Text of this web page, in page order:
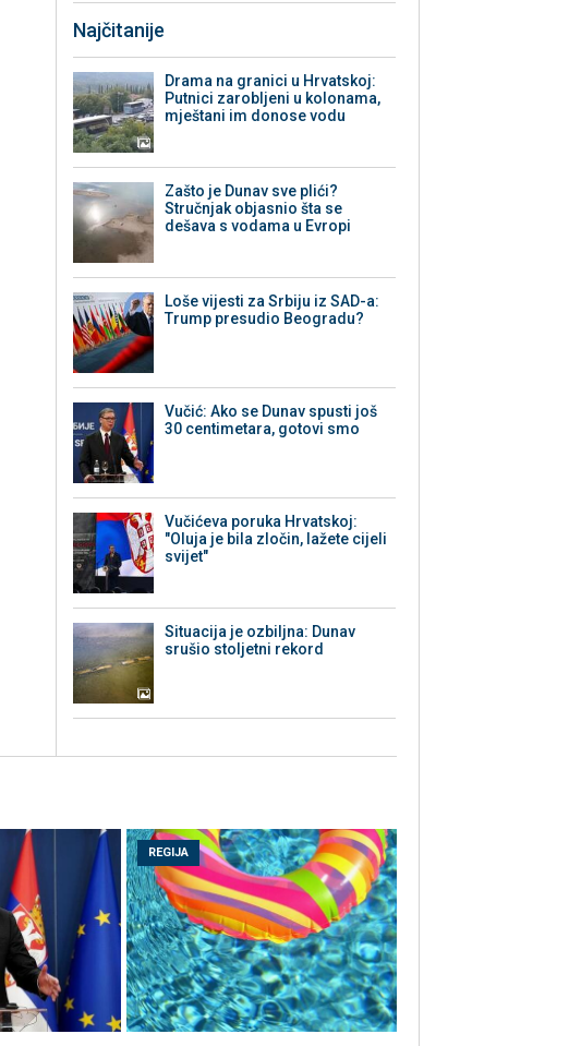
Najčitanije
Drama na granici u Hrvatskoj:
Putnici zarobljeni u kolonama,
mještani im donose vodu
Zašto je Dunav sve plići?
Stručnjak objasnio šta se
dešava s vodama u Evropi
Loše vijesti za Srbiju iz SAD-a:
Trump presudio Beogradu?
Vučić: Ako se Dunav spusti još
30 centimetara, gotovi smo
Vučićeva poruka Hrvatskoj:
"Oluja je bila zločin, lažete cijeli
svijet"
Situacija je ozbiljna: Dunav
srušio stoljetni rekord
REGIJA